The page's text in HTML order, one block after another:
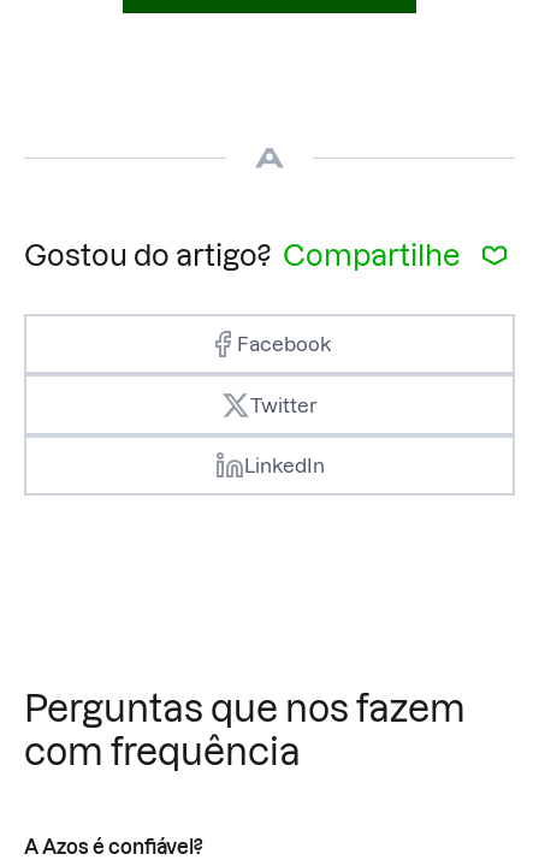
Gostou do artigo? Compartilhe
Facebook
Twitter
LinkedIn
Perguntas que nos fazem
com frequência
A Azos é confiável?